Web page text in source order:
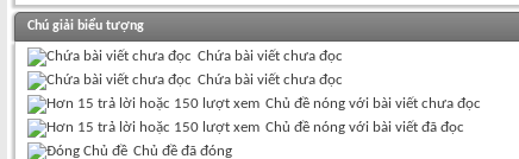
Chú giải biểu tượng
Chứa bài viết chưa đọc
Chứa bài viết chưa đọc
Chủ đề nóng với bài viết chưa đọc
Chủ đề nóng với bài viết đã đọc
Chủ đề đã đóng